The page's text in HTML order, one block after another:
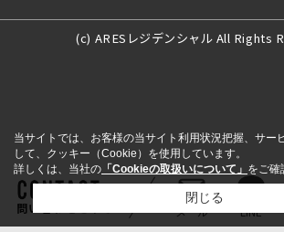
(c) ARESレジデンシャル All Rights
問い合わせをする メール LINE
当サイトでは、お客様の当サイト利用状況把握、サー
して、クッキー（Cookie）を使用しています。
詳しくは、当社の 「Cookieの取扱いについて」 をご確
閉じる